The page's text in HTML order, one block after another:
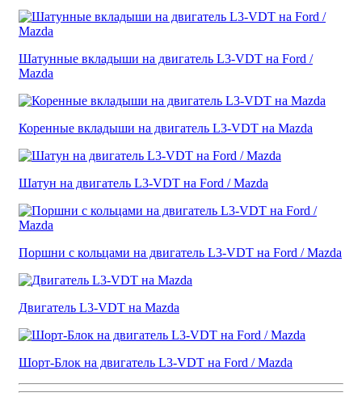
Шатунные вкладыши на двигатель L3-VDT на Ford /
Mazda
Коренные вкладыши на двигатель L3-VDT на Mazda
Шатун на двигатель L3-VDT на Ford / Mazda
Поршни с кольцами на двигатель L3-VDT на Ford / Mazda
Двигатель L3-VDT на Mazda
Шорт-Блок на двигатель L3-VDT на Ford / Mazda